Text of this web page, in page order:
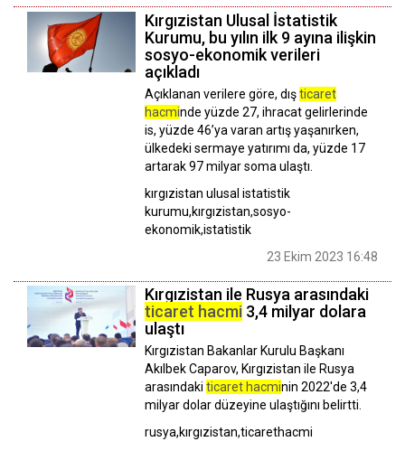
Kırgızistan Ulusal İstatistik
Kurumu, bu yılın ilk 9 ayına ilişkin
sosyo-ekonomik verileri
açıkladı
Açıklanan verilere göre, dışticaret
hacminde yüzde 27, ihracat gelirlerinde
is, yüzde 46’ya varan artış yaşanırken,
ülkedeki sermaye yatırımı da, yüzde 17
artarak 97 milyar soma ulaştı.
kırgızistan ulusal istatistik
kurumu,kırgızistan,sosyo-
ekonomik,istatistik
23 Ekim 2023 16:48
Kırgızistan ile Rusya arasındaki
ticaret hacmi 3,4 milyar dolara
ulaştı
Kırgızistan Bakanlar Kurulu Başkanı
Akılbek Caparov, Kırgızistan ile Rusya
arasındaki ticaret hacminin 2022'de 3,4
milyar dolar düzeyine ulaştığını belirtti.
rusya,kırgızistan,ticarethacmi